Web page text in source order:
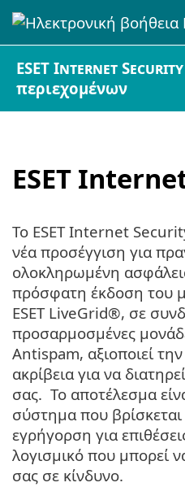
ESET Internet
περιεχομένων
ESET
Το ESET Internet
νέα προσέγγιση για
ολοκληρωμένη
πρόσφατη έκδοση του
ESET LiveGrid®, σε
προσαρμοσμένες
Antispam, αξιοποιεί
ακρίβεια για να
σας. Το αποτέλεσμα
σύστημα που
εγρήγορση για
λογισμικό που μπορεί
σας σε κίνδυνο.